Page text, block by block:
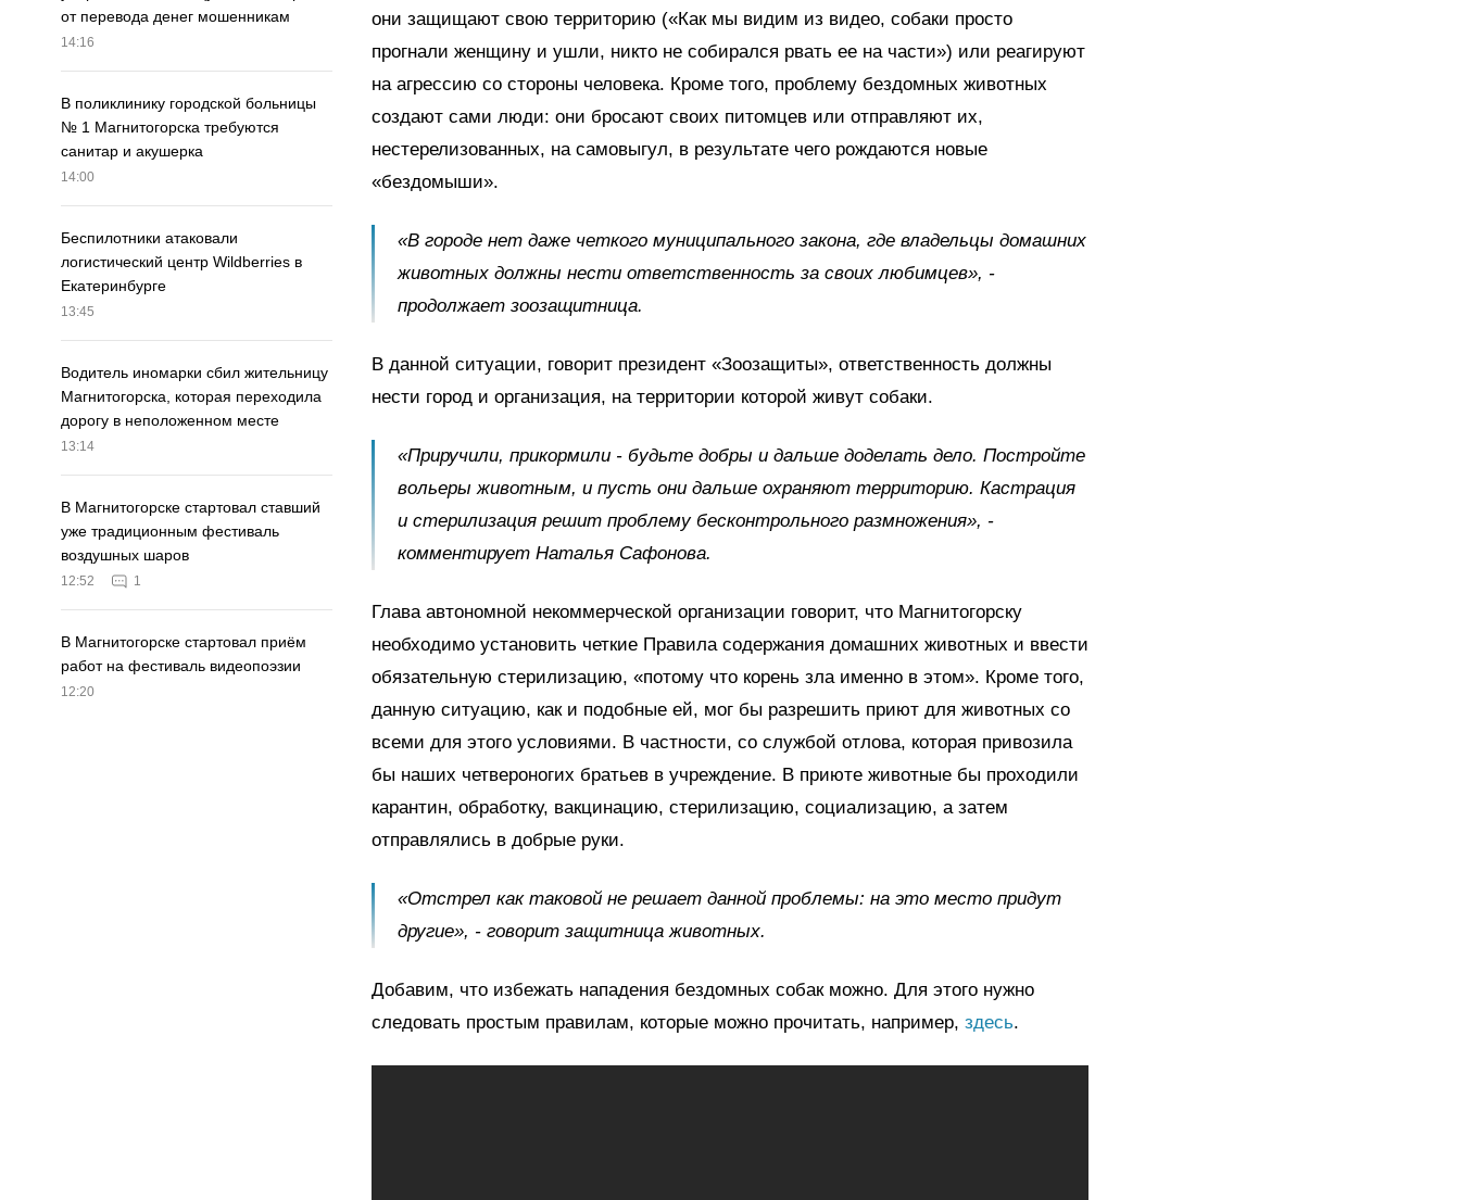
от перевода денег мошенникам
14:16
В поликлинику городской больницы
№ 1 Магнитогорска требуются
санитар и акушерка
14:00
Беспилотники атаковали
логистический центр Wildberries в
Екатеринбурге
13:45
Водитель иномарки сбил жительницу
Магнитогорска, которая переходила
дорогу в неположенном месте
13:14
В Магнитогорске стартовал ставший
уже традиционным фестиваль
воздушных шаров
12:52 1
В Магнитогорске стартовал приём
работ на фестиваль видеопоэзии
12:20
они защищают свою территорию («Как мы видим из видео, собаки просто
прогнали женщину и ушли, никто не собирался рвать ее на части») или реагируют
на агрессию со стороны человека. Кроме того, проблему бездомных животных
создают сами люди: они бросают своих питомцев или отправляют их,
нестерелизованных, на самовыгул, в результате чего рождаются новые
«бездомыши».
«В городе нет даже четкого муниципального закона, где владельцы домашних
животных должны нести ответственность за своих любимцев», -
продолжает зоозащитница.
В данной ситуации, говорит президент «Зоозащиты», ответственность должны
нести город и организация, на территории которой живут собаки.
«Приручили, прикормили - будьте добры и дальше доделать дело. Постройте
вольеры животным, и пусть они дальше охраняют территорию. Кастрация
и стерилизация решит проблему бесконтрольного размножения», -
комментирует Наталья Сафонова.
Глава автономной некоммерческой организации говорит, что Магнитогорску
необходимо установить четкие Правила содержания домашних животных и ввести
обязательную стерилизацию, «потому что корень зла именно в этом». Кроме того,
данную ситуацию, как и подобные ей, мог бы разрешить приют для животных со
всеми для этого условиями. В частности, со службой отлова, которая привозила
бы наших четвероногих братьев в учреждение. В приюте животные бы проходили
карантин, обработку, вакцинацию, стерилизацию, социализацию, а затем
отправлялись в добрые руки.
«Отстрел как таковой не решает данной проблемы: на это место придут
другие», - говорит защитница животных.
Добавим, что избежать нападения бездомных собак можно. Для этого нужно
следовать простым правилам, которые можно прочитать, например, здесь.